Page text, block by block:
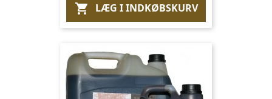
 LÆG I INDKØBSKURV